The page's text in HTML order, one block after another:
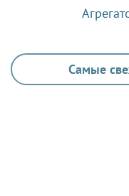
Самые